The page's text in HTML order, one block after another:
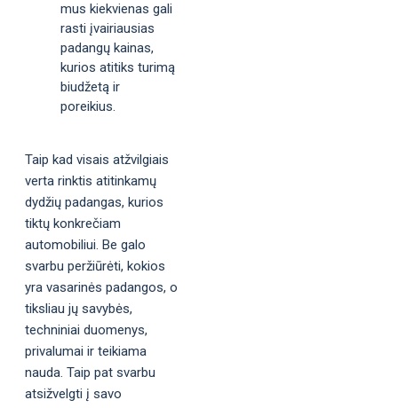
mus kiekvienas gali
rasti įvairiausias
padangų kainas,
kurios atitiks turimą
biudžetą ir
poreikius.
Taip kad visais atžvilgiais
verta rinktis atitinkamų
dydžių padangas, kurios
tiktų konkrečiam
automobiliui. Be galo
svarbu peržiūrėti, kokios
yra vasarinės padangos, o
tiksliau jų savybės,
techniniai duomenys,
privalumai ir teikiama
nauda. Taip pat svarbu
atsižvelgti į savo